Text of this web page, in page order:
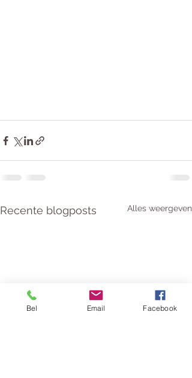
Recente blogposts Alles weergeven
Bel Email Facebook